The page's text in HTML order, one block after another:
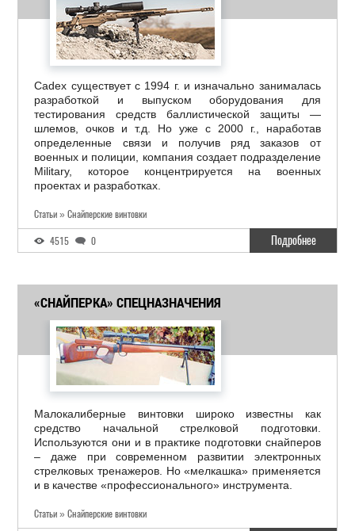
Cadex существует с 1994 г. и изначально занималась
разработкой и выпуском оборудования для
тестирования средств баллистической защиты —
шлемов, очков и т.д. Но уже с 2000 г., наработав
определенные связи и получив ряд заказов от
военных и полиции, компания создает подразделение
Military, которое концентрируется на военных
проектах и разработках.
Статьи » Снайперские винтовки
4515 0 Подробнее
«СНАЙПЕРКА» СПЕЦНАЗНАЧЕНИЯ
Малокалиберные винтовки широко известны как
средство начальной стрелковой подготовки.
Используются они и в практике подготовки снайперов
– даже при современном развитии электронных
стрелковых тренажеров. Но «мелкашка» применяется
и в качестве «профессионального» инструмента.
Статьи » Снайперские винтовки